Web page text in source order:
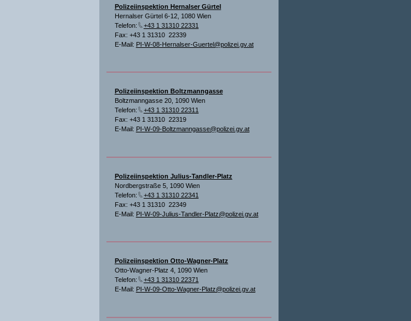
Polizeiinspektion Hernalser Gürtel
Hernalser Gürtel 6-12, 1080 Wien
Telefon:
+43 1 31310 22331
Fax: +43 1 31310 22339
E-Mail: PI-W-08-Hernalser-Guertel@polizei.gv.at
Polizeiinspektion Boltzmanngasse
Boltzmanngasse 20, 1090 Wien
Telefon:
+43 1 31310 22311
Fax: +43 1 31310 22319
E-Mail: PI-W-09-Boltzmanngasse@polizei.gv.at
Polizeiinspektion Julius-Tandler-Platz
Nordbergstraße 5, 1090 Wien
Telefon:
+43 1 31310 22341
Fax: +43 1 31310 22349
E-Mail: PI-W-09-Julius-Tandler-Platz@polizei.gv.at
Polizeiinspektion Otto-Wagner-Platz
Otto-Wagner-Platz 4, 1090 Wien
Telefon:
+43 1 31310 22371
E-Mail: PI-W-09-Otto-Wagner-Platz@polizei.gv.at